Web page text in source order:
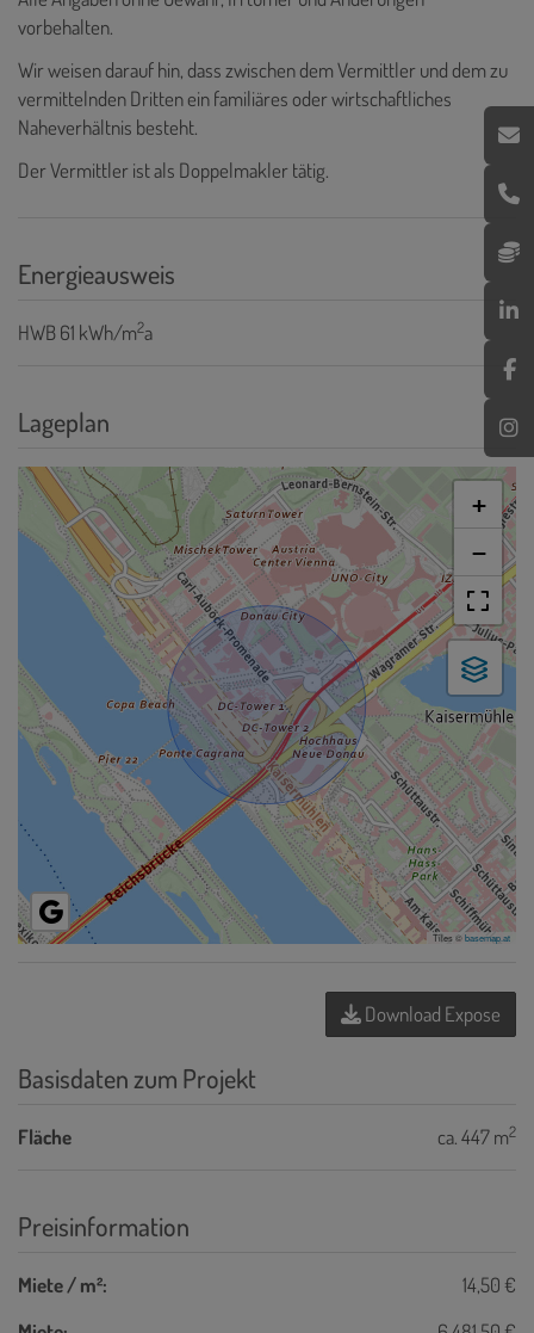
vorbehalten.
Wir weisen darauf hin, dass zwischen dem Vermittler und dem zu
vermittelnden Dritten ein familiäres oder wirtschaftliches
Naheverhältnis besteht.
Der Vermittler ist als Doppelmakler tätig.
Energieausweis
HWB61 kWh/m2a
Lageplan
+
−
Tiles ©basemap.at
Download Expose
Basisdaten zum Projekt
Fläche ca. 447 m2
Preisinformation
Miete / m²:
14,50 €